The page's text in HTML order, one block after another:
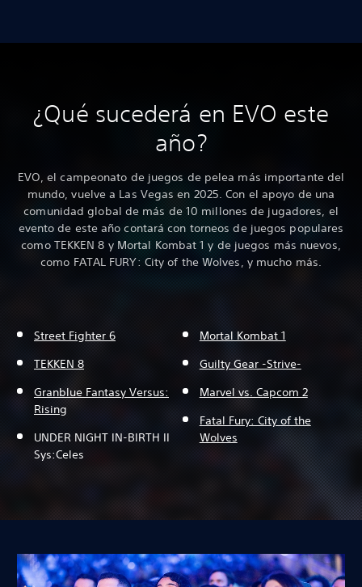
¿Qué sucederá en EVO este
año?
EVO, el campeonato de juegos de pelea más importante del
mundo, vuelve a Las Vegas en 2025. Con el apoyo de una
comunidad global de más de 10 millones de jugadores, el
evento de este año contará con torneos de juegos populares
como TEKKEN 8 y Mortal Kombat 1 y de juegos más nuevos,
como FATAL FURY: City of the Wolves, y mucho más.
Street Fighter 6
TEKKEN 8
Granblue Fantasy Versus:
Rising
UNDER NIGHT IN-BIRTH II
Sys:Celes
Mortal Kombat 1
Guilty Gear -Strive-
Marvel vs. Capcom 2
Fatal Fury: City of the
Wolves